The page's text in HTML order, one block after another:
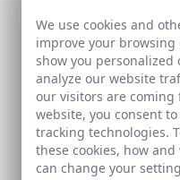
David Villegas Cerredo.
Francisco Pérez Díez
Jesus Gómez Román
Juan Ruiz Muriel.
We use cookies and
improve your
show you
analyze our website
our visitors are
website, you consent
tracking technologies.
these cookies, how
can change your